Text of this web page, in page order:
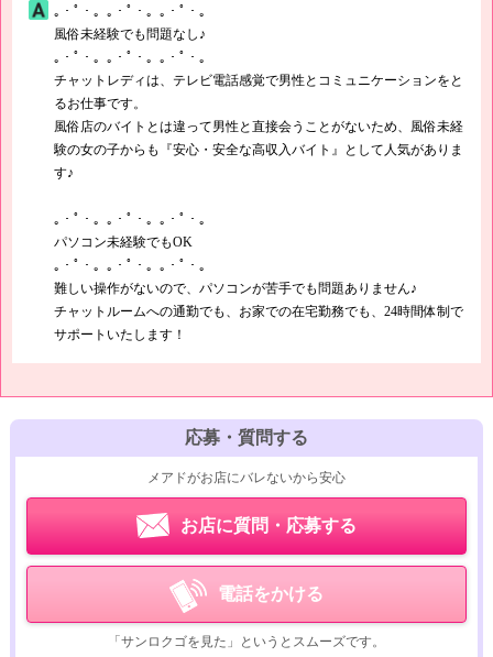
｡・ﾟ・。｡・ﾟ・。｡・ﾟ・。
風俗未経験でも問題なし♪
｡・ﾟ・。｡・ﾟ・。｡・ﾟ・。
チャットレディは、テレビ電話感覚で男性とコミュニケーションをと
るお仕事です。
風俗店のバイトとは違って男性と直接会うことがないため、風俗未経
験の女の子からも『安心・安全な高収入バイト』として人気がありま
す♪
｡・ﾟ・。｡・ﾟ・。｡・ﾟ・。
パソコン未経験でもOK
｡・ﾟ・。｡・ﾟ・。｡・ﾟ・。
難しい操作がないので、パソコンが苦手でも問題ありません♪
チャットルームへの通勤でも、お家での在宅勤務でも、24時間体制で
サポートいたします！
応募・質問する
メアドがお店にバレないから安心
お店に質問・応募する
電話をかける
「サンロクゴを見た」というとスムーズです。